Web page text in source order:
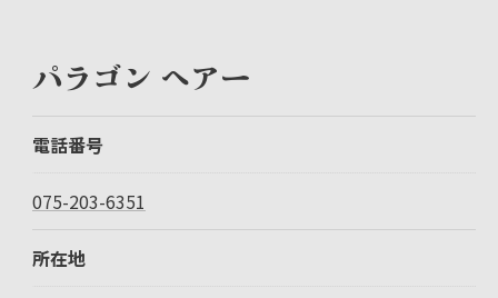
パラゴン ヘアー
電話番号
075-203-6351
所在地